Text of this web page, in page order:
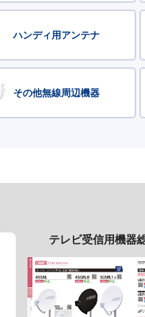
ハンディ用アンテナ
その他無線周辺機器
テレビ受信用機器